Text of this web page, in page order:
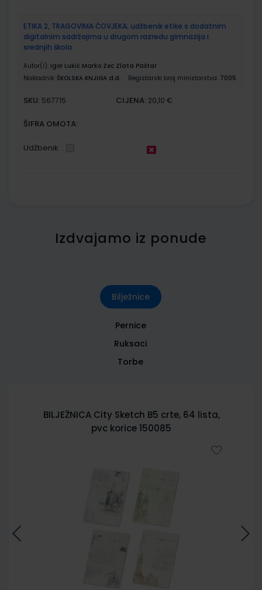
ETIKA 2, TRAGOVIMA ČOVJEKA; udžbenik etike s dodatnim
digitalnim sadržajima u drugom razredu gimnazija i
srednjih škola
Autor(i): Igor Lukić Marko Zec Zlata Paštar
Nakladnik: ŠKOLSKA KNJIGA d.d. Registarski broj ministarstva: 7005
SKU: 567715 CIJENA: 20,10 €
ŠIFRA OMOTA:
Udžbenik
Izdvajamo iz ponude
Bilježnice
Pernice
Ruksaci
Torbe
BILJEŽNICA City Sketch B5 crte, 64 lista,
pvc korice 150085